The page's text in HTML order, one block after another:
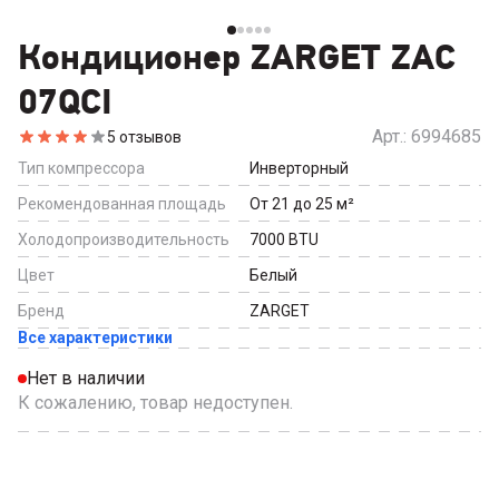
Кондиционер ZARGET ZAC
07QCI
5 отзывов Арт.: 6994685
Тип компрессора
Инверторный
Рекомендованная площадь
От 21 до 25 м²
Холодопроизводительность
7000 BTU
Цвет
Белый
Бренд
ZARGET
Все характеристики
Нет в наличии
К сожалению, товар недоступен.